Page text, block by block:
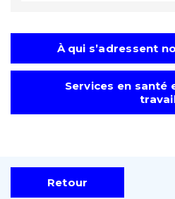
À qui s’adressent
Services en santé
Retour